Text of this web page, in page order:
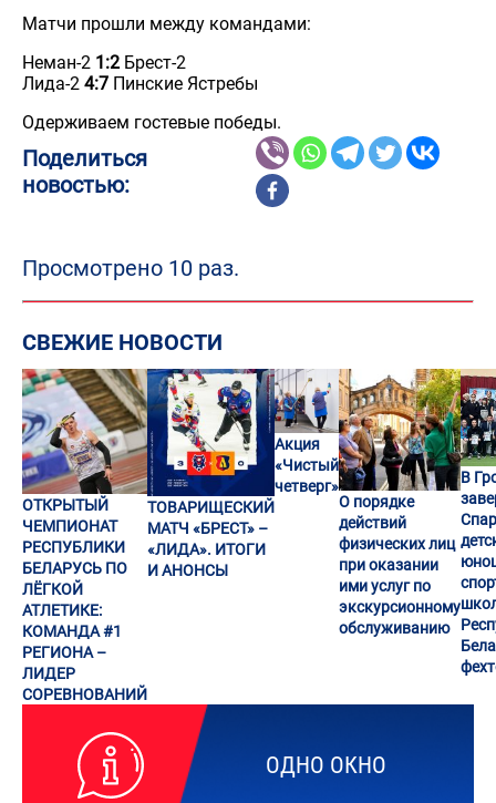
ОДНО ОКНО
Матчи прошли между командами:
Неман-2 1:2 Брест-2
Лида-2 4:7 Пинские Ястребы
Одерживаем гостевые победы.
Поделиться
новостью:
Просмотрено 10 раз.
СВЕЖИЕ НОВОСТИ
ОТКРЫТЫЙ
ЧЕМПИОНАТ
РЕСПУБЛИКИ
БЕЛАРУСЬ ПО
ЛЁГКОЙ
АТЛЕТИКЕ:
КОМАНДА #1
РЕГИОНА –
ЛИДЕР
СОРЕВНОВАНИЙ
ТОВАРИЩЕСКИЙ
МАТЧ «БРЕСТ» –
«ЛИДА». ИТОГИ
И АНОНСЫ
Акция
«Чистый
четверг»
О порядке
действий
физических лиц
при оказании
ими услуг по
экскурсионному
обслуживанию
В